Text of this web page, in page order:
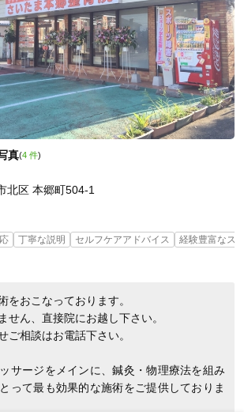
真(4 件)
北区 本郷町504-1
丁寧な説明 セルフケアアドバイス 経験豊富なス
をおこなっております。
せん、直接院にお越し下さい。
ご相談はお電話下さい。
サージをメインに、鍼灸・物理療法を組み
って最も効果的な施術をご提供しておりま
はりを見た」
0486685255